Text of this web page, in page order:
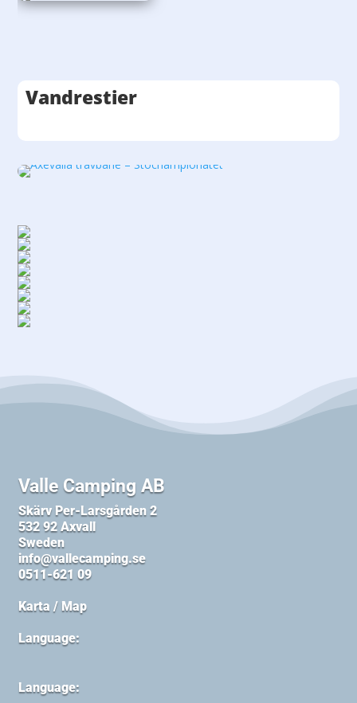
Vandrestier
Valle Camping AB
Skärv Per-Larsgården 2
532 92 Axvall
Sweden
info@vallecamping.se
0511-621 09
Karta / Map
Language:
Language: